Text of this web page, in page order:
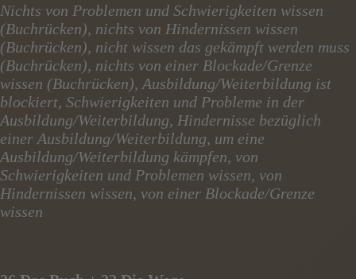
Nichts von Problemen und Schwierigkeiten wissen
(Buchrücken), nichts von Hindernissen wissen
(Buchrücken), nicht wissen das gekämpft werden muss
(Buchrücken), nichts von einer Blockade/Grenze
wissen (Buchrücken), Ausbildung/Weiterbildung ist
blockiert, Schwierigkeiten und Probleme in der
Ausbildung/Weiterbildung, Hindernisse bezüglich
einer Ausbildung/Weiterbildung, um eine
Ausbildung/Weiterbildung kämpfen, von
Schwierigkeiten und Problemen wissen, von
Hindernissen wissen, von einer Blockade/Grenze
wissen